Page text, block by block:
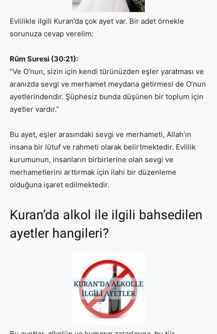
Evlilikle ilgili Kuran’da çok ayet var. Bir adet örnekle
sorunuza cevap verelim:
Rûm Suresi (30:21):
“Ve O’nun, sizin için kendi türünüzden eşler yaratması ve
aranızda sevgi ve merhamet meydana getirmesi de O’nun
ayetlerindendir. Şüphesiz bunda düşünen bir toplum için
ayetler vardır.”
Bu ayet, eşler arasındaki sevgi ve merhameti, Allah’ın
insana bir lütuf ve rahmeti olarak belirtmektedir. Evlilik
kurumunun, insanların birbirlerine olan sevgi ve
merhametlerini arttırmak için ilahi bir düzenleme
olduğuna işaret edilmektedir.
Kuran’da alkol ile ilgili bahsedilen
ayetler hangileri?